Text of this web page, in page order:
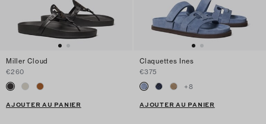
Miller Cloud
€260
AJOUTER AU PANIER
Claquettes Ines
€375
+8
AJOUTER AU PANIER